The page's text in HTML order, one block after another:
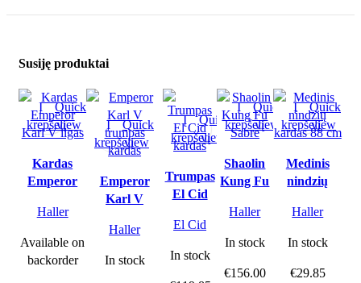
Susiję produktai
Į
krepšelį
Quick
view
Kardas
Emperor
Haller
Available on
backorder
Į
krepšelį
Quick
view
Emperor
Karl V
kardas
Haller
In stock
Į
krepšelį
Quick
view
Trumpas
El Cid
El Cid
In stock
Į
krepšelį
Quick
view
Shaolin
Kung Fu
Haller
In stock
€156.00
Į
krepšelį
Quick
view
Medinis
nindzių
cm
Haller
In stock
€29.85